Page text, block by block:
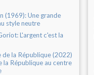
(1969): Une grande
style neutre
L'argent c'est la
de la République (2022)
la République au centre